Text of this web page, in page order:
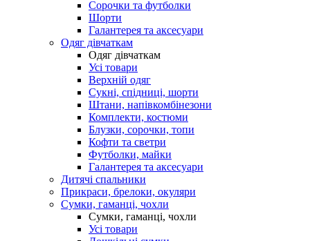
Сорочки та футболки
Шорти
Галантерея та аксесуари
Одяг дівчаткам
Одяг дівчаткам
Усі товари
Верхній одяг
Сукні, спідниці, шорти
Штани, напівкомбінезони
Комплекти, костюми
Блузки, сорочки, топи
Кофти та светри
Футболки, майки
Галантерея та аксесуари
Дитячі спальники
Прикраси, брелоки, окуляри
Сумки, гаманці, чохли
Сумки, гаманці, чохли
Усі товари